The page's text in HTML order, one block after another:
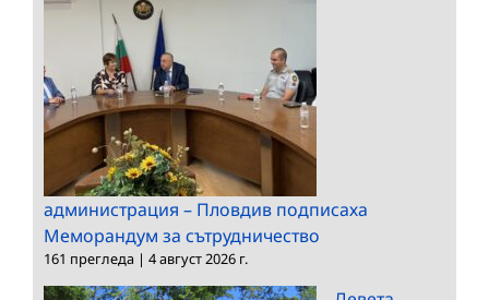
администрация – Пловдив подписаха
Меморандум за сътрудничество
161 прегледа | 4 август 2026 г.